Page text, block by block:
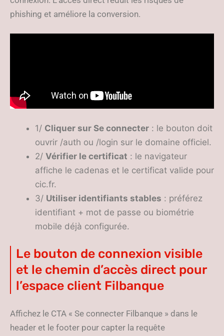
phishing et améliore la conversion.
1/ Cliquer sur Se connecter : le bouton doit
ouvrir /auth ou /login sur le domaine officiel.
2/ Vérifier le certificat : le navigateur
affiche le cadenas et le certificat valide pour
cic.fr.
3/ Utiliser identifiants stables : préférez
identifiant + mot de passe ou biométrie
mobile déjà configurée.
Le bouton de connexion visible
et le chemin d’accès direct pour
l’espace client Filbanque
Affichez le CTA « Se connecter Filbanque » dans le
header et le footer pour capter la requête